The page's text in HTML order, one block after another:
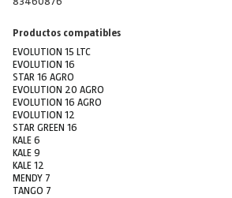
Productos compatibles
EVOLUTION 15 LTC
EVOLUTION 16
STAR 16 AGRO
EVOLUTION 20 AGRO
EVOLUTION 16 AGRO
EVOLUTION 12
STAR GREEN 16
KALE 6
KALE 9
KALE 12
MENDY 7
TANGO 7